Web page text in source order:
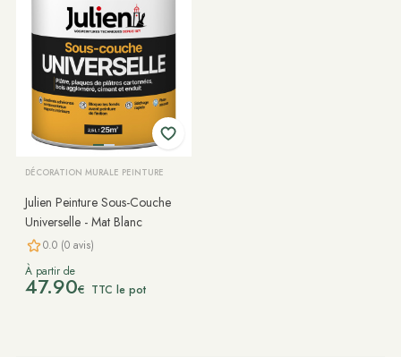
DÉCORATION MURALE PEINTURE
Julien Peinture Sous-Couche
Universelle - Mat Blanc
0.0 (0 avis)
À partir de
47.90€ TTC le pot